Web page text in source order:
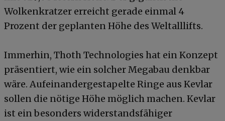
Wolkenkratzer erreicht gerade einmal 4
Prozent der geplanten Höhe des Weltalllifts.
Immerhin, Thoth Technologies hat ein Konzept
präsentiert, wie ein solcher Megabau denkbar
wäre. Aufeinandergestapelte Ringe aus Kevlar
sollen die nötige Höhe möglich machen. Kevlar
ist ein besonders widerstandsfähiger